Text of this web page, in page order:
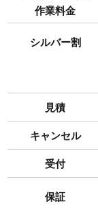
作業料金
シルバー割
見積
キャンセル
受付
保証